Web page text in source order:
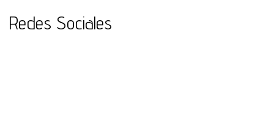
Redes Sociales